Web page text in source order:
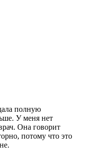
полную
У меня нет
Она говорит
потому что это